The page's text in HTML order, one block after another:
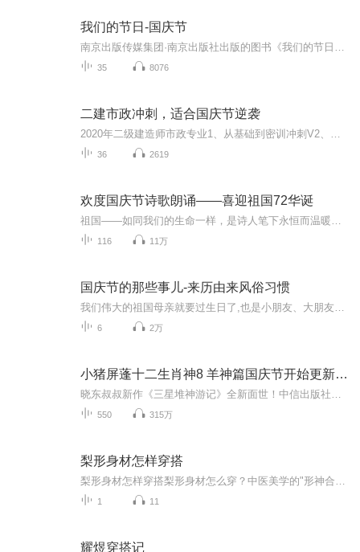
我们的节日-国庆节
35 8076
二建市政冲刺，适合国庆节逆袭
36 2619
欢度国庆节诗歌朗诵——喜迎祖国72华诞
116 11万
国庆节的那些事儿-来历由来风俗习惯
6 2万
小猪屏蓬十二生肖神8 羊神篇国庆节开始更新啦！
550 315万
梨形身材怎样穿搭
1 11
耀煜穿搭记